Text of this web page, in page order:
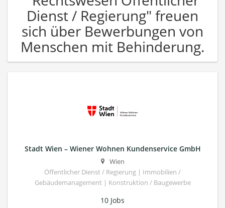
Dienst / Regierung" freuen
sich über Bewerbungen von
Menschen mit Behinderung.
Stadt Wien – Wiener Wohnen Kundenservice GmbH
Wien
Öffentlicher Dienst / Regierung | Immobilien /
Gebäudemanagement | Konstruktion / Baugewerbe
10 Jobs